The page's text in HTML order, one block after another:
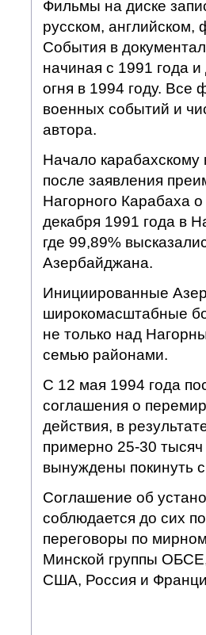
Фильмы на диске
русском, английском,
События в
начиная с 1991 года
огня в 1994 году.
военных событий и
автора.
Начало
после заявления
Нагорного Карабаха
декабря 1991 года в
где 99,89%
Азербайджана.
Инициированные
широкомасштабные
не только над
семью районами.
С 12 мая 1994 года
соглашения о
действия, в
примерно 25-30
вынуждены покинуть
Соглашение об
соблюдается до сих
переговоры по
Минской группы
США, Россия и